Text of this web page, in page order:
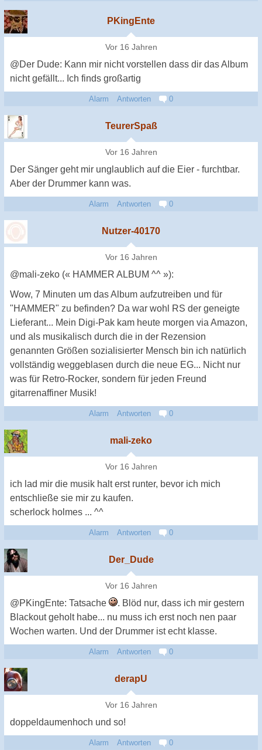
PKingEnte
Vor 16 Jahren
@Der Dude: Kann mir nicht vorstellen dass dir das Album
nicht gefällt... Ich finds großartig
Alarm Antworten 0
TeurerSpaß
Vor 16 Jahren
Der Sänger geht mir unglaublich auf die Eier - furchtbar.
Aber der Drummer kann was.
Alarm Antworten 0
Nutzer-40170
Vor 16 Jahren
@mali-zeko (« HAMMER ALBUM ^^ »):
Wow, 7 Minuten um das Album aufzutreiben und für
"HAMMER" zu befinden? Da war wohl RS der geneigte
Lieferant... Mein Digi-Pak kam heute morgen via Amazon,
und als musikalisch durch die in der Rezension
genannten Größen sozialisierter Mensch bin ich natürlich
vollständig weggeblasen durch die neue EG... Nicht nur
was für Retro-Rocker, sondern für jeden Freund
gitarrenaffiner Musik!
Alarm Antworten 0
mali-zeko
Vor 16 Jahren
ich lad mir die musik halt erst runter, bevor ich mich
entschließe sie mir zu kaufen.
scherlock holmes ... ^^
Alarm Antworten 0
Der_Dude
Vor 16 Jahren
@PKingEnte: Tatsache
. Blöd nur, dass ich mir gestern
Blackout geholt habe... nu muss ich erst noch nen paar
Wochen warten. Und der Drummer ist echt klasse.
Alarm Antworten 0
derapU
Vor 16 Jahren
doppeldaumenhoch und so!
Alarm Antworten 0